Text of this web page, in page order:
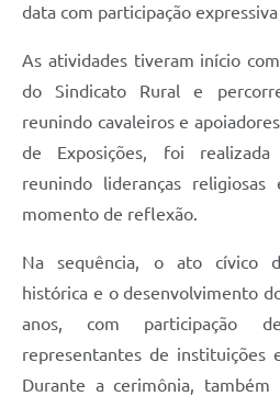
data com participação
As atividades tiveram início
do Sindicato Rural e
reunindo cavaleiros e
de Exposições, foi realizada
reunindo lideranças
momento de reflexão.
Na sequência, o ato cívico
histórica e o desenvolvimento
anos, com participação
representantes de instituições
Durante a cerimônia, também